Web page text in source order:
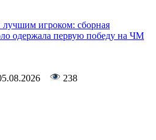
игроком: сборная
одержала первую победу на ЧМ
238